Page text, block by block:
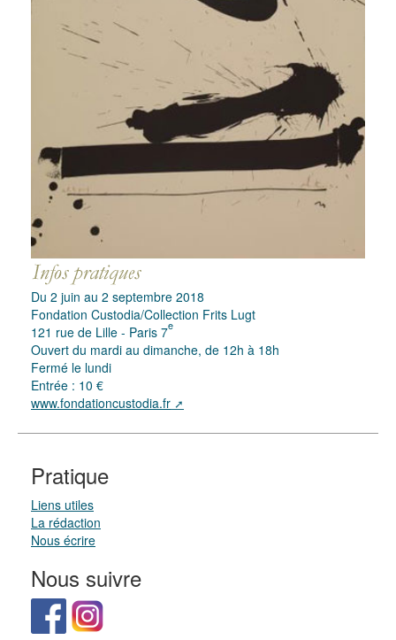
Du 2 juin au 2 septembre 2018
Fondation Custodia/Collection Frits Lugt
121 rue de Lille - Paris 7e
Ouvert du mardi au dimanche, de 12h à 18h
Fermé le lundi
Entrée : 10 €
www.fondationcustodia.fr
Pratique
Liens utiles
La rédaction
Nous écrire
Nous suivre